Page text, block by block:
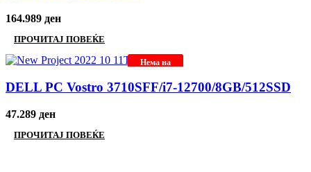
164.989 ден
ПРОЧИТАЈ ПОВЕЌЕ
Нема на
DELL PC Vostro 3710SFF/i7-12700/8GB/512SSD
47.289 ден
ПРОЧИТАЈ ПОВЕЌЕ